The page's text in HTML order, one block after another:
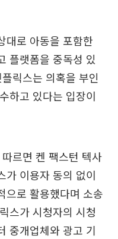
대로 아동을 포함한
플랫폼을 중독성 있
릭스는 의혹을 부인
하고 있다는 입장이
르면 켄 팩스턴 텍사
가 이용자 동의 없이
으로 활용했다며 소송
스가 시청자의 시청
중개업체와 광고 기